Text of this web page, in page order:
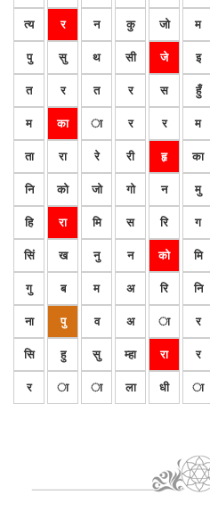
त्य र न कु जो म
पु सु थ सी जे इ
त र त र स हुँ
म का ा र र म
ता रा रे री हृ का
नि को जो गो न मु
हि रा मि स रि ग
सिं ख नु न को मि
गु ब म अ रि नि
ना पु व अ ा र
सि हु सु म्हा रा र
र ा ा ला धी ा